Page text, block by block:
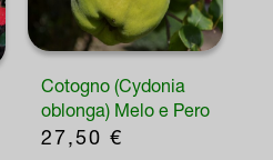
FASCIA
Cotogno (Cydonia
oblonga) Melo e Pero
27,50 €